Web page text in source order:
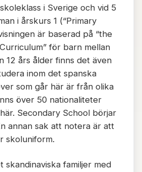
i Sverige och vid 5
i årskurs 1 (“Primary
är baserad på “the
för barn mellan
12 års ålder finns det även
inom det spanska
som går här är från olika
över 50 nationaliteter
Secondary School börjar
annan sak att notera är att
skoluniform.
skandinaviska familjer med